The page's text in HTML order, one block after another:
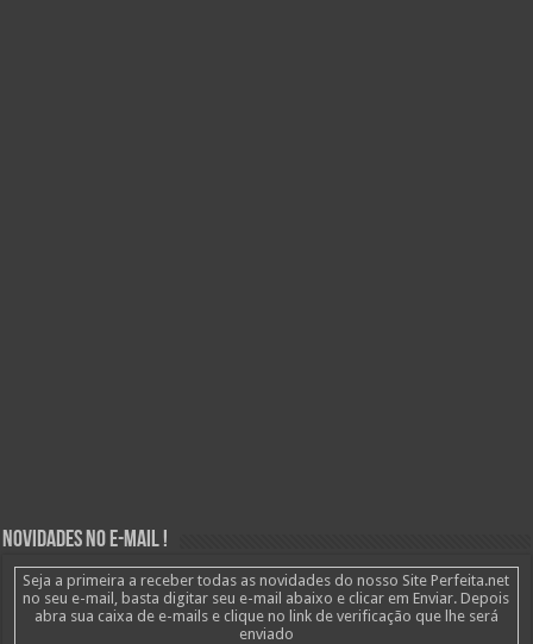
Novidades no E-mail !
Seja a primeira a receber todas as novidades do nosso Site Perfeita.net
no seu e-mail, basta digitar seu e-mail abaixo e clicar em Enviar. Depois
abra sua caixa de e-mails e clique no link de verificação que lhe será
enviado